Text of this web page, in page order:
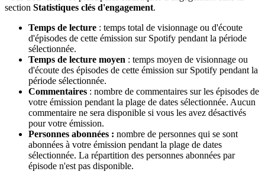
section Statistiques clés d'engagement.
Temps de lecture : temps total de visionnage ou d'écoute
d'épisodes de cette émission sur Spotify pendant la période
sélectionnée.
Temps de lecture moyen : temps moyen de visionnage ou
d'écoute des épisodes de cette émission sur Spotify pendant la
période sélectionnée.
Commentaires : nombre de commentaires sur les épisodes de
votre émission pendant la plage de dates sélectionnée. Aucun
commentaire ne sera disponible si vous les avez désactivés
pour votre émission.
Personnes abonnées : nombre de personnes qui se sont
abonnées à votre émission pendant la plage de dates
sélectionnée. La répartition des personnes abonnées par
épisode n'est pas disponible.